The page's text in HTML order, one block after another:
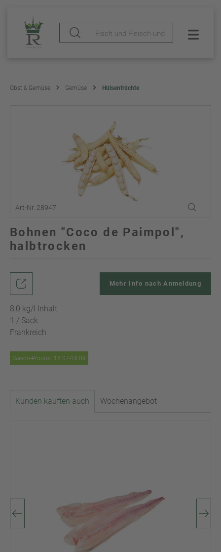
Obst & Gemüse Gemüse Hülsenfrüchte
Art-Nr. 28947
Bohnen "Coco de Paimpol",
halbtrocken
8,0 kg/l Inhalt
1 / Sack
Frankreich
Saison-Produkt 15.07-15.09
Mehr Info nach Anmeldung
Kunden kauften auch Wochenangebot